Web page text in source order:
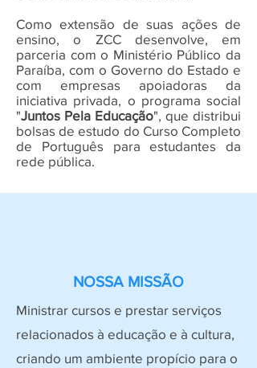
Como extensão de suas ações de
ensino, o ZCC desenvolve, em
parceria com o Ministério Público da
Paraíba, com o Governo do Estado e
com empresas apoiadoras da
iniciativa privada, o programa social
"Juntos Pela Educação", que distribui
bolsas de estudo do Curso Completo
de Português para estudantes da
rede pública.
NOSSA MISSÃO
Ministrar cursos e prestar serviços
relacionados à educação e à cultura,
criando um ambiente propício para o